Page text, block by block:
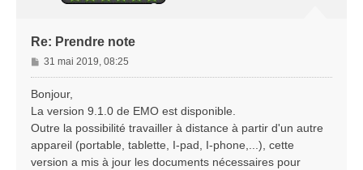
Re: Prendre note
M
e
s
g
e
31 mai 2019, 08:25
Bonjour,
La version 9.1.0 de EMO est disponible.
Outre la possibilité travailler à distance à partir d'un autre
appareil (portable, tablette, I-pad, I-phone,...), cette
version a mis à jour les documents nécessaires pour